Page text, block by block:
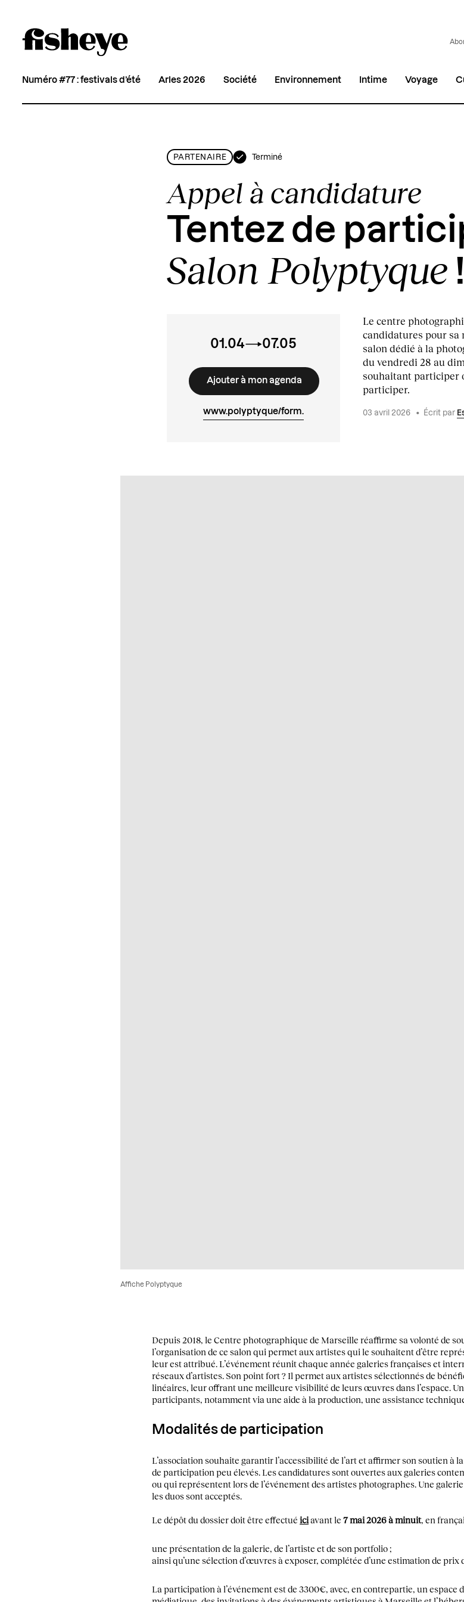
Numéro #77 : festivals d’été Arles 2026 Société Environnement Intime Voyage
PARTENAIRE Terminé
Appel à candidature
Tentez de
Salon Polyptyque !
01.04 07.05
Ajouter à mon agenda
www.polyptyque/form.
Le centre
candidatures pour sa
salon dédié à la
du vendredi 28 au
souhaitant participer
participer.
03 avril 2026 • Écrit par
Affiche Polyptyque
Depuis 2018, le Centre photographique de Marseille réaffirme sa volonté de
l’organisation de ce salon qui permet aux artistes qui le souhaitent d’être
leur est attribué. L’événement réunit chaque année galeries françaises et
réseaux d’artistes. Son point fort ? Il permet aux artistes sélectionnés de
linéaires, leur offrant une meilleure visibilité de leurs œuvres dans l’espace.
participants, notamment via une aide à la production, une assistance
Modalités de participation
L’association souhaite garantir l’accessibilité de l’art et affirmer son soutien à
de participation peu élevés. Les candidatures sont ouvertes aux galeries
ou qui représentent lors de l’événement des artistes photographes. Une
les duos sont acceptés.
Le dépôt du dossier doit être effectuéiciavant le 7 mai 2026à minuit, en
une présentation de la galerie, de l’artiste et de son portfolio ;
ainsi qu’une sélection d’œuvres à exposer, complétée d’une estimation de prix
La participation à l’événement est de 3300€, avec, en contrepartie, un espace